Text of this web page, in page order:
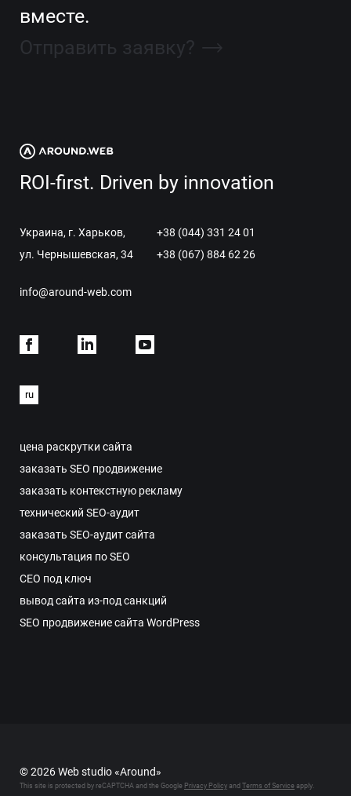
вместе.
Отправить заявку?
ROI-first. Driven by innovation
Украина, г. Харьков,
ул. Чернышевская, 34
+38 (044) 331 24 01
+38 (067) 884 62 26
info@around-web.com
Facebook
ru
цена раскрутки сайта
заказать SEO продвижение
заказать контекстную рекламу
технический SEO-аудит
заказать SEO-аудит сайта
консультация по SEO
СЕО под ключ
вывод сайта из-под санкций
SEO продвижение сайта WordPress
© 2026 Web studio «Around»
This site is protected by reCAPTCHA and the Google Privacy Policy and Terms of Service apply.